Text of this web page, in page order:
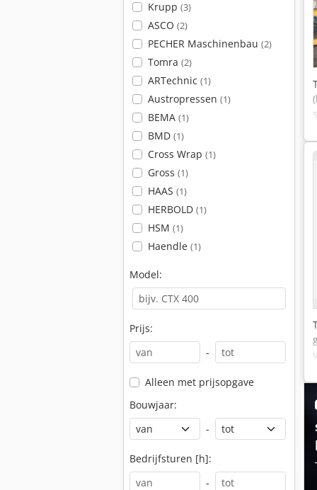
Krupp (3)
ASCO (2)
PECHER Maschinenbau (2)
Tomra (2)
ARTechnic (1)
Austropressen (1)
BEMA (1)
BMD (1)
Cross Wrap (1)
Gross (1)
HAAS (1)
HERBOLD (1)
HSM (1)
Haendle (1)
Model:
Prijs:
-
Alleen met prijsopgave
Bouwjaar:
-
Bedrijfsturen [h]:
-